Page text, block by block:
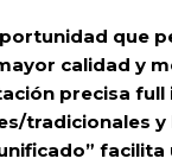
que
calidad y
precisa
tradicionales y
facilita